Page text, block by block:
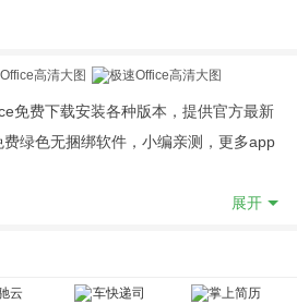
免费下载安装各种版本，提供官方最新
绿色无捆绑软件，小编亲测，更多app
服务软件，在平台上用户能够直接在手
PDF文档，在记录的过程当中，也可以
够去搜索自己历史记录的内容，管理文
展开